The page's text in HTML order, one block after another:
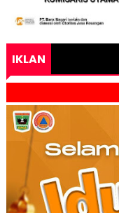
IKLAN